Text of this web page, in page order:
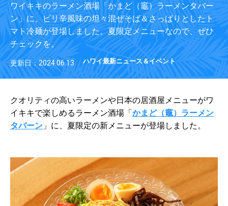
ワイキキのラーメン酒場「かまど（竈）ラーメンタバー
ン」に、ピリ辛風味の坦々混ぜそば＆さっぱりとしたト
マト冷麺が登場しました。夏限定メニューなので、ぜひ
チェックを。
更新日：2024.06.13 ハワイ最新ニュース＆イベント
クオリティの高いラーメンや日本の居酒屋メニューがワ
イキキで楽しめるラーメン酒場「かまど（竈）ラーメン
タバーン 」に、夏限定の新メニューが登場しました。